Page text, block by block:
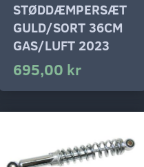
STØDDÆMPERSÆT
GULD/SORT 36CM
GAS/LUFT 2023
695,00 kr